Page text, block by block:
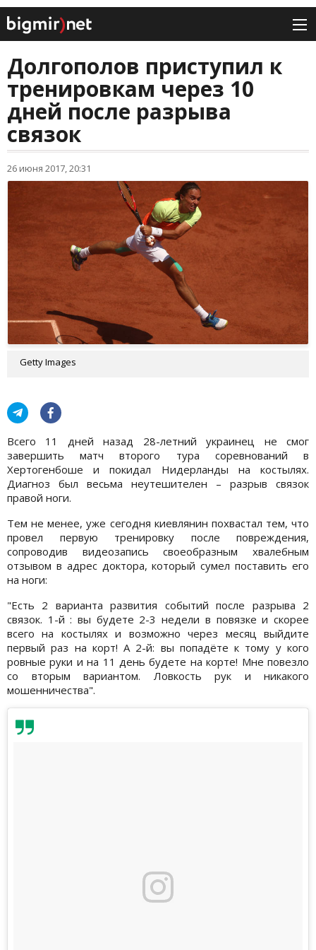
Долгополов приступил к
тренировкам через 10
дней после разрыва
связок
26 июня 2017, 20:31
Getty Images
Всего 11 дней назад 28-летний украинец не смог
завершить матч второго тура соревнований в
Хертогенбоше и покидал Нидерланды на костылях.
Диагноз был весьма неутешителен – разрыв связок
правой ноги.
Тем не менее, уже сегодня киевлянин похвастал тем, что
провел первую тренировку после повреждения,
сопроводив видеозапись своеобразным хвалебным
отзывом в адрес доктора, который сумел поставить его
на ноги:
"Есть 2 варианта развития событий после разрыва 2
связок. 1-й : вы будете 2-3 недели в повязке и скорее
всего на костылях и возможно через месяц выйдите
первый раз на корт! А 2-й: вы попадёте к тому у кого
ровные руки и на 11 день будете на корте! Мне повезло
со вторым вариантом. Ловкость рук и никакого
мошенничества".